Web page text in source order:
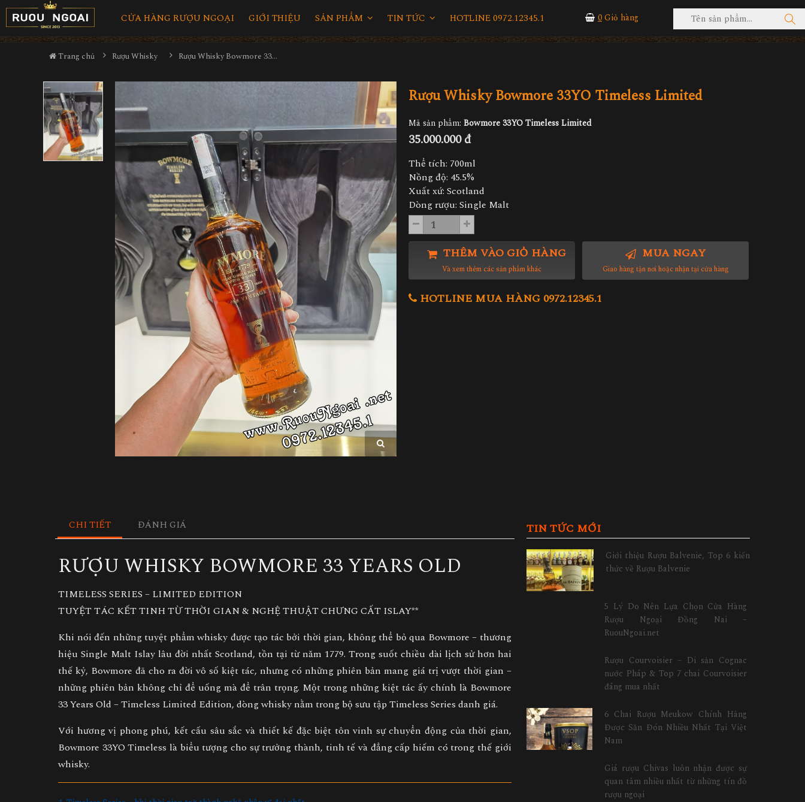
CỬA HÀNG RƯỢU NGOẠI GIỚI THIỆU SẢN PHẨM TIN TỨC HOTLINE 0972.12345.1 0Giỏ hàng
Trang chủ Rượu Whisky Rượu Whisky Bowmore 33YO Timeless Limited
Rượu Whisky Bowmore 33YO Timeless Limited
Mã sản phẩm: Bowmore 33YO Timeless Limited
35.000.000 đ
Thể tích: 700ml
Nồng độ: 45.5%
Xuất xứ: Scotland
Dòng rượu: Single Malt
THÊM VÀO GIỎ HÀNG
Và xem thêm các sản phẩm khác
MUA NGAY
Giao hàng tận nơi hoặc nhận tại cửa hàng
HOTLINE MUA HÀNG 0972.12345.1
CHI TIẾT ĐÁNH GIÁ
RƯỢU WHISKY BOWMORE 33 YEARS OLD
TIMELESS SERIES – LIMITED EDITION
TUYỆT TÁC KẾT TINH TỪ THỜI GIAN & NGHỆ THUẬT CHƯNG CẤT ISLAY**
Khi nói đến những tuyệt phẩm whisky được tạo tác bởi thời gian, không thể bỏ qua Bowmore – thương
hiệu Single Malt Islay lâu đời nhất Scotland, tồn tại từ năm 1779. Trong suốt chiều dài lịch sử hơn hai
thế kỷ, Bowmore đã cho ra đời vô số kiệt tác, nhưng có những phiên bản mang giá trị vượt thời gian –
những phiên bản không chỉ để uống mà để trân trọng. Một trong những kiệt tác ấy chính là Bowmore
33 Years Old – Timeless Limited Edition, dòng whisky nằm trong bộ sưu tập Timeless Series danh giá.
Với hương vị phong phú, kết cấu sâu sắc và thiết kế đặc biệt tôn vinh sự chuyển động của thời gian,
Bowmore 33YO Timeless là biểu tượng cho sự trưởng thành, tinh tế và đẳng cấp hiếm có trong thế giới
whisky.
TIN TỨC MỚI
Giới thiệu Rượu Balvenie, Top 6 kiến
thức về Rượu Balvenie
5 Lý Do Nên Lựa Chọn Cửa Hàng
Rượu Ngoại Đồng Nai –
RuouNgoai.net
Rượu Courvoisier – Di sản Cognac
nước Pháp & Top 7 chai Courvoisier
đáng mua nhất
6 Chai Rượu Meukow Chính Hãng
Được Săn Đón Nhiều Nhất Tại Việt
Nam
Giá rượu Chivas luôn nhận được sự
quan tâm nhiều nhất từ những tín đồ
rượu ngoại